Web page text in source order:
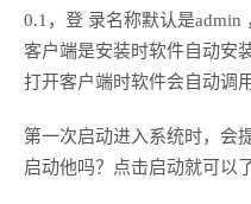
0.1，登 录名称默认是admin
客户端是安装时软件自动安
打开客户端时软件会自动调
第一次启动进入系统时，会
启动他吗？点击启动就可以了